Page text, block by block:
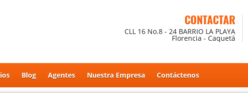
CONTACTAR
CLL 16 No.8 - 24 BARRIO LA PLAYA
Florencia - Caquetá
Blog Agentes Nuestra Empresa Contáctenos